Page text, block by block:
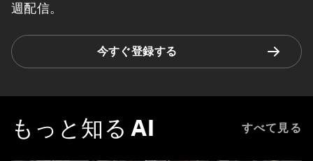
週配信。
今すぐ登録する
もっと知る AI すべて見る